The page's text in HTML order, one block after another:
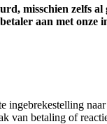
misschien zelfs
aan met onze
ingebrekestelling
van betaling of